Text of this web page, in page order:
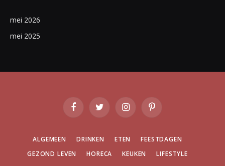
mei 2026
mei 2025
FacebookTwitter InstagramPinterest
ALGEMEEN DRINKEN ETEN
FEESTDAGEN
GEZOND LEVEN
HORECA KEUKEN
LIFESTYLE